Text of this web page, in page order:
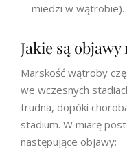
miedzi w wątrobie).
Jakie są
Marskość wątroby
we wczesnych
trudna, dopóki
stadium. W miarę
następujące objawy: